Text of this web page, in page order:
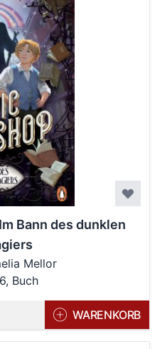
Bann des dunklen
Mellor
Buch
WARENKORB